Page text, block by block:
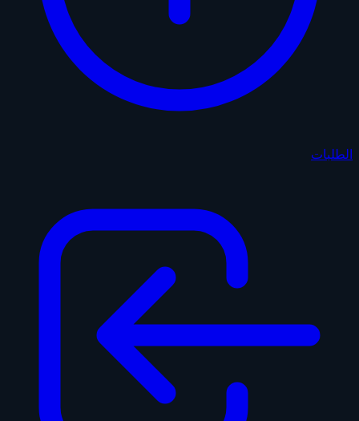
الطلبات